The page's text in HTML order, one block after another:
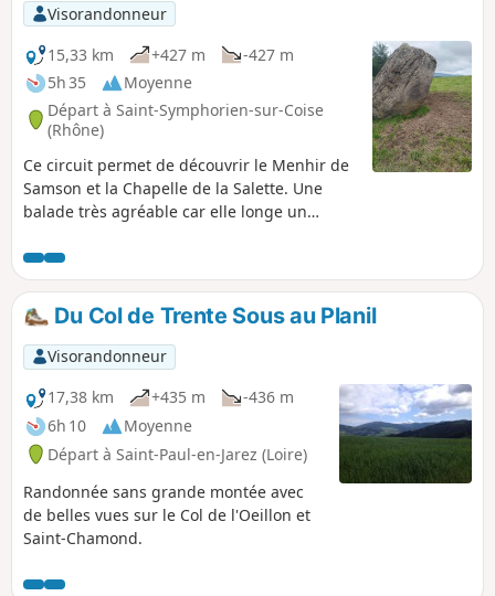
Visorandonneur
15,33 km
+427 m
-427 m
5h 35
Moyenne
Départ à Saint-Symphorien-sur-Coise
(Rhône)
Ce circuit permet de découvrir le Menhir de
Samson et la Chapelle de la Salette. Une
balade très agréable car elle longe un
ainsi que le ruisseau de l'Orzon et elle offre
de très belles vues sur les Monts du
Lyonnais.
Du Col de Trente Sous au Planil
Visorandonneur
17,38 km
+435 m
-436 m
6h 10
Moyenne
Départ à Saint-Paul-en-Jarez (Loire)
Randonnée sans grande montée avec
de belles vues sur le Col de l'Oeillon et
Saint-Chamond.